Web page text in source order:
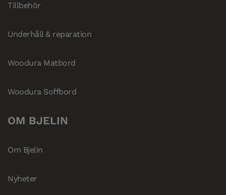
Tillbehör
Underhåll & reparation
Woodura Matbord
Woodura Soffbord
OM BJELIN
Om Bjelin
Nyheter